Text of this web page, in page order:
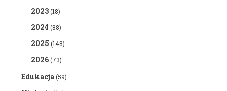
2023(18)
2024 (88)
2025 (148)
2026(73)
Edukacja(59)